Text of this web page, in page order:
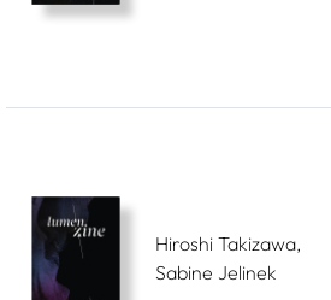
Hiroshi Takizawa,
Sabine Jelinek